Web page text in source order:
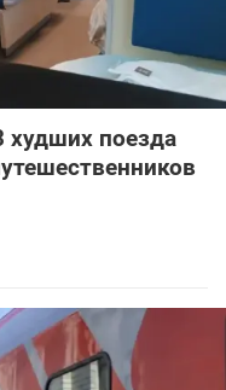
худших поезда